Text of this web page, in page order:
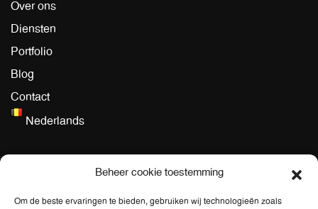
Beheer cookie toestemming
Om de beste ervaringen te bieden, gebruiken wij technologieën zoals
Over ons
Diensten
Portfolio
Blog
Contact
Nederlands
Algemeen
Algemene Voorwaarden dienstverlening